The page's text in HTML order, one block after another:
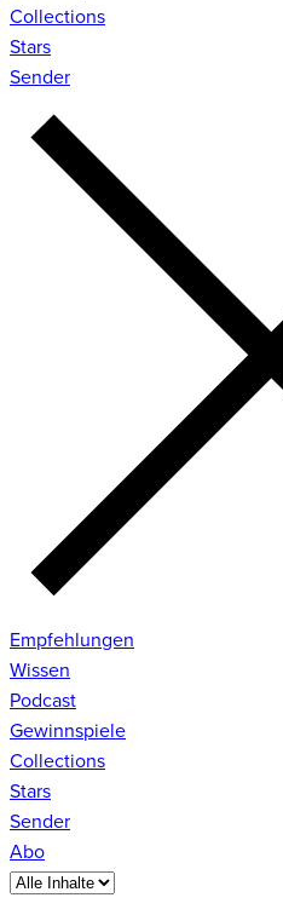
Collections
Stars
Sender
Empfehlungen
Wissen
Podcast
Gewinnspiele
Collections
Stars
Sender
Abo